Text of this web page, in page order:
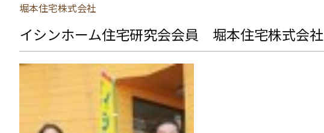
堀本住宅株式会社
イシンホーム住宅研究会会員 堀本住宅株式会社